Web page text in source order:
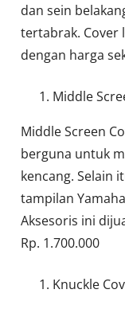
dan sein
tertabrak. Cover
dengan harga
Middle
Middle Screen
berguna untuk
kencang. Selain
tampilan
Aksesoris ini
Rp. 1.700.000
Knuckle